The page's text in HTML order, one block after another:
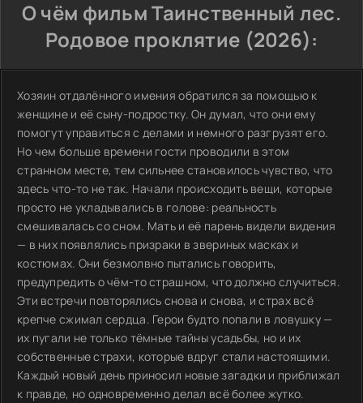
О чём фильм Таинственный лес.
Родовое проклятие (2026):
Хозяин отдалённого имения обратился за помощью к
женщине и её сыну-подростку. Он думал, что они ему
помогут управиться с делами и немного разгрузят его.
Но чем больше времени гости проводили в этом
странном месте, тем сильнее становилось чувство, что
здесь что-то не так. Начали происходить вещи, которые
просто не укладывались в голове: реальность
смешивалась со сном. Мать и её парень видели видения
— в них появлялись призраки в звериных масках и
костюмах. Они безмолвно пытались говорить,
предупредить о чём-то страшном, что должно случиться.
Эти встречи повторялись снова и снова, и страх всё
крепче сжимал сердца. Герои будто попали в ловушку —
их пугали не только тёмные тайны усадьбы, но и их
собственные страхи, которые вдруг стали настоящими.
Каждый новый день приносил новые загадки и приближал
к правде, но одновременно делал всё более жутко.